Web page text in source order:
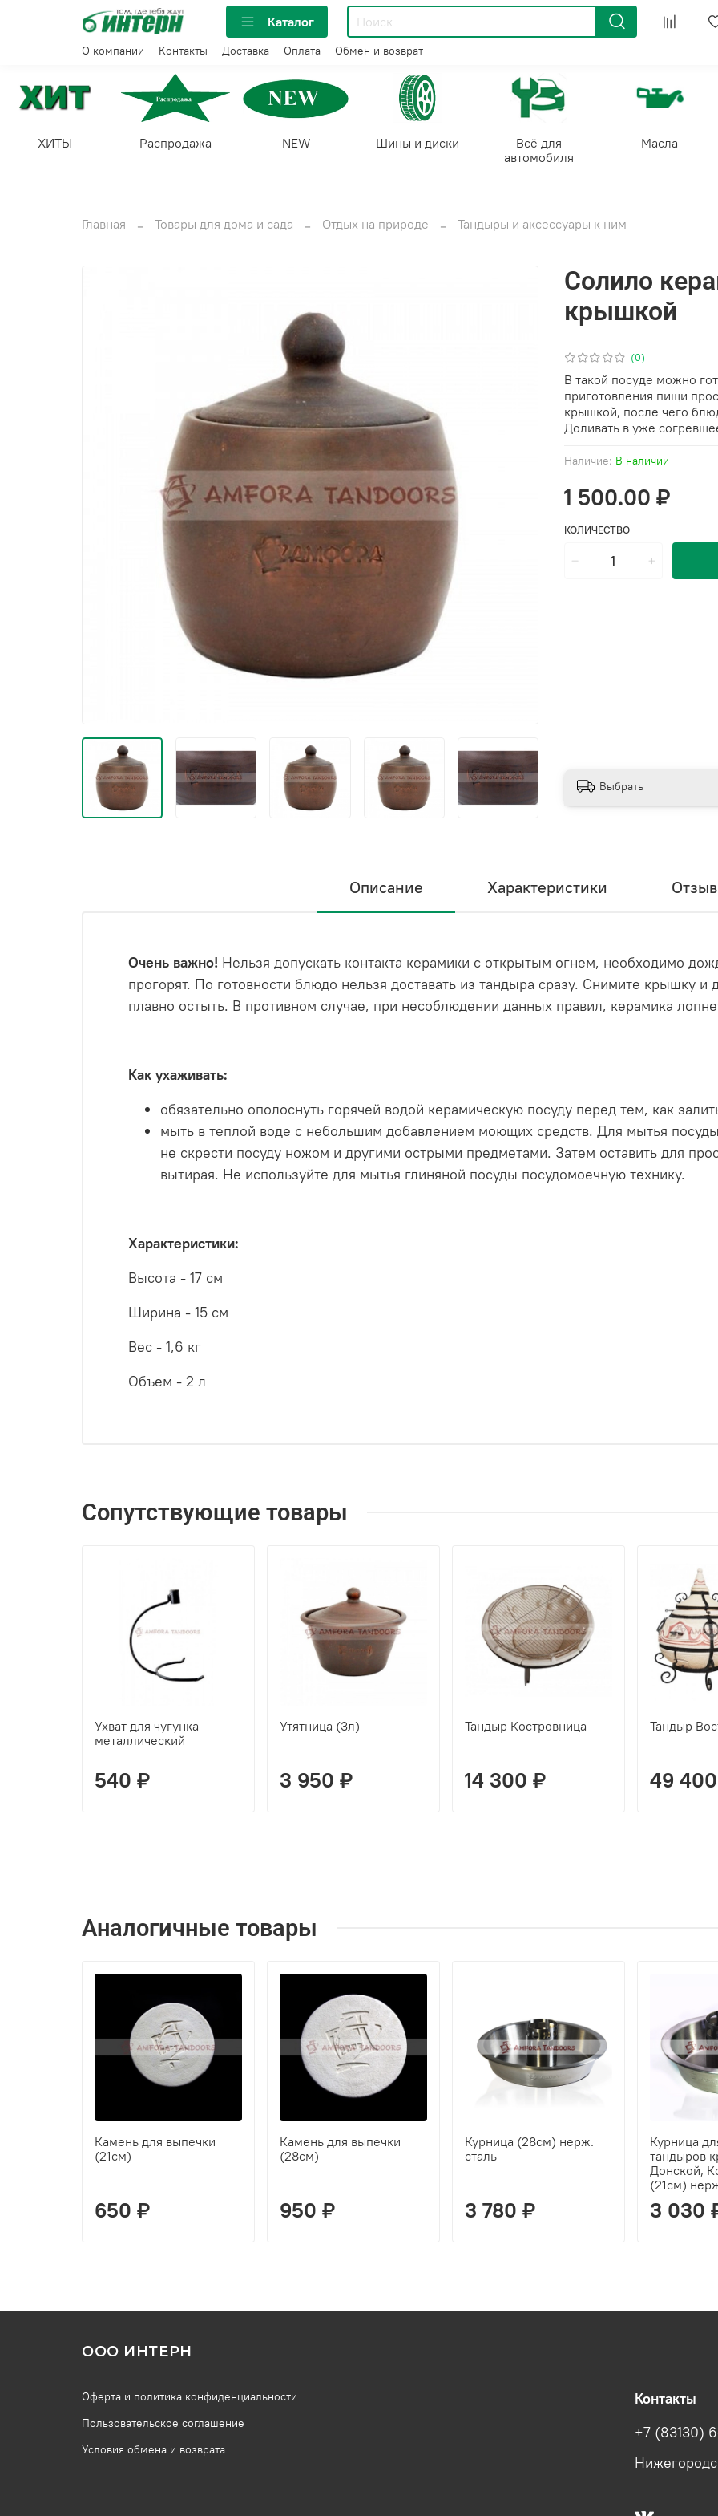
Каталог
О компании Контакты Доставка Оплата Обмен и возврат
ХИТЫ Распродажа NEW Шины и диски
Всё для
автомобиля
Масла
Главная
Товары для дома и сада Отдых на природе Тандыры и аксессуары к ним
(0)
Наличие: В наличии
Солило
крышкой
1 500.00 ₽
КОЛИЧЕСТВО
В такой посуде можно
приготовления пищи
крышкой, после чего
Доливать в уже
Выбрать
Описание Характеристики
Очень важно! Нельзя допускать контакта керамики с открытым огнем, необходимо
прогорят. По готовности блюдо нельзя доставать из тандыра сразу. Снимите крышку и
плавно остыть. В противном случае, при несоблюдении данных правил, керамика
Как ухаживать:
обязательно ополоснуть горячей водой керамическую посуду перед тем, как
мыть в теплой воде с небольшим добавлением моющих средств. Для мытья
не скрести посуду ножом и другими острыми предметами. Затем оставить для
вытирая. Не используйте для мытья глиняной посуды посудомоечную технику.
Характеристики:
Высота - 17 см
Ширина - 15 см
Вес - 1,6 кг
Объем - 2 л
Сопутствующие товары
Ухват для чугунка
металлический
540 ₽
Утятница (3л)
3 950 ₽
Тандыр Костровница
14 300 ₽
Тандыр
49
Аналогичные товары
Камень для выпечки
(21см)
650 ₽
Камень для выпечки
(28см)
950 ₽
Курница (28см) нерж.
сталь
3 780 ₽
Курница
тандыров
Донской,
(21см)
3 030
ООО ИНТЕРН
Оферта и политика конфиденциальности
Пользовательское соглашение
Условия обмена и возврата
Контакты
+7 (83130)